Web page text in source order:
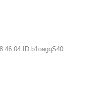
ID:b1oagqS40